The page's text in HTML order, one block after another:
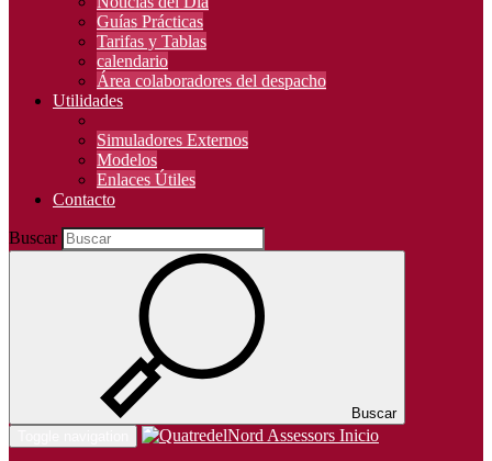
Guías Prácticas
Tarifas y Tablas
calendario
Área colaboradores del despacho
Utilidades
Simuladores Externos
Modelos
Enlaces Útiles
Contacto
Buscar
Buscar
Inicio